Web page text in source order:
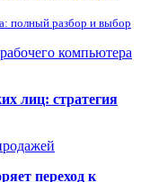
полный разбор и выбор
компьютера
лиц: стратегия
переход к